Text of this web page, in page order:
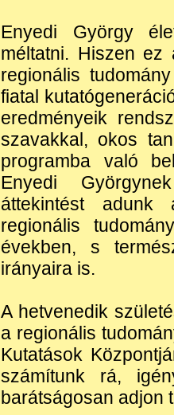
Enyedi György
méltatni. Hiszen
regionális
fiatal
eredményeik
szavakkal, okos
programba való
Enyedi
áttekintést adunk
regionális
években, s
irányaira is.
A hetvenedik
a regionális
Kutatások
számítunk rá,
barátságosan adjon